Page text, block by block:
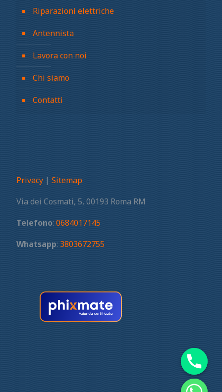
Riparazioni elettriche
Antennista
Lavora con noi
Chi siamo
Contatti
Privacy | Sitemap
Via dei Cosmati, 5, 00193 Roma RM
Telefono: 0684017145
Whatsapp: 3803672755